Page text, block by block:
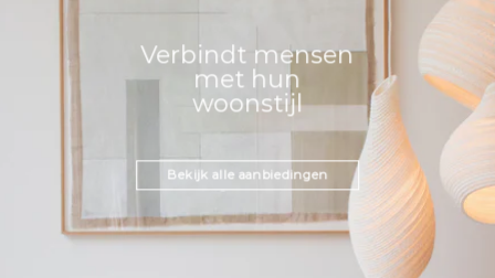
Verbindt mensen
met hun
woonstijl
Bekijk alle aanbiedingen